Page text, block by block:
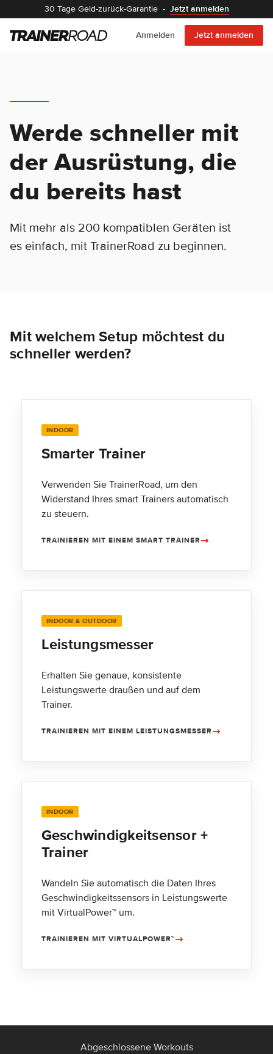
30 Tage Geld-zurück-Garantie - Jetzt anmelden
Anmelden Jetzt anmelden
Werde schneller mit
der Ausrüstung, die
du bereits hast
Mit mehr als 200 kompatiblen Geräten ist
es einfach, mit TrainerRoad zu beginnen.
Mit welchem Setup möchtest du
schneller werden?
INDOOR
Smarter Trainer
Verwenden Sie TrainerRoad, um den
Widerstand Ihres smart Trainers automatisch
zu steuern.
TRAINIEREN MIT EINEM SMART TRAINER
INDOOR & OUTDOOR
Leistungsmesser
Erhalten Sie genaue, konsistente
Leistungswerte draußen und auf dem
Trainer.
TRAINIEREN MIT EINEM LEISTUNGSMESSER
INDOOR
Geschwindigkeitsensor +
Trainer
Wandeln Sie automatisch die Daten Ihres
Geschwindigkeitssensors in Leistungswerte
mit VirtualPower™ um.
TRAINIEREN MIT VIRTUALPOWER™
Abgeschlossene Workouts